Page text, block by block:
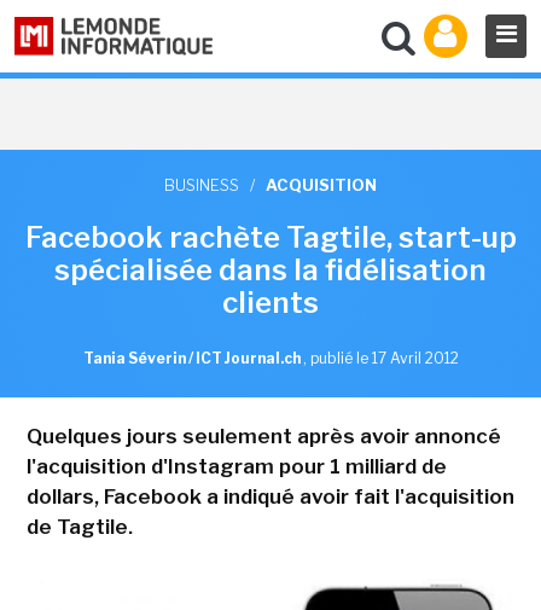
BUSINESS / ACQUISITION
Facebook rachète Tagtile, start-up
spécialisée dans la fidélisation
clients
Tania Séverin / ICT Journal.ch , publié le 17 Avril 2012
Quelques jours seulement après avoir annoncé
l'acquisition d'Instagram pour 1 milliard de
dollars, Facebook a indiqué avoir fait l'acquisition
de Tagtile.